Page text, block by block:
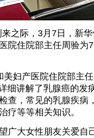
之际，3月7日，新
院住院部主任周验为
妇产医院住院部主
细讲解了乳腺癌的发
查，常见的乳腺疾病
疗等等相关知识。
广大女性朋友关爱自